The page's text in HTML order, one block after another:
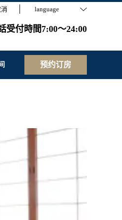
language
受付時間7:00～24:00
预约订房